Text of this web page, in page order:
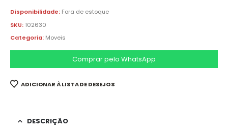
Disponibilidade: Fora de estoque
SKU: 102630
Categoria: Moveis
Comprar pelo WhatsApp
ADICIONAR À LISTA DE DESEJOS
DESCRIÇÃO